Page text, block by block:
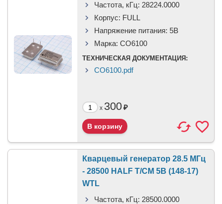
Частота, кГц: 28224.0000
Корпус: FULL
Напряжение питания: 5В
Марка: CO6100
ТЕХНИЧЕСКАЯ ДОКУМЕНТАЦИЯ:
CO6100.pdf
x 300₽
Кварцевый генератор 28.5 МГц
- 28500 HALF T/CM 5В (148-17)
WTL
Частота, кГц: 28500.0000